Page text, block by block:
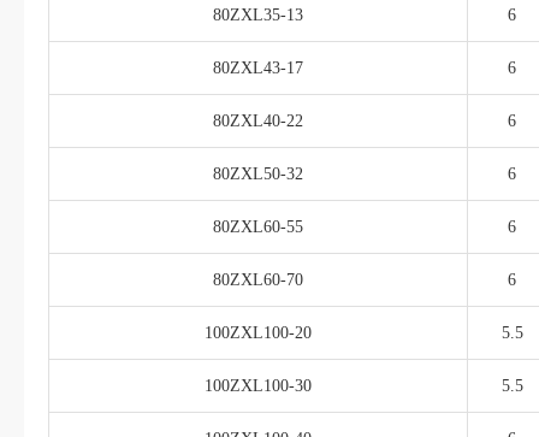
80ZXL35-13 6
80ZXL43-17 6
80ZXL40-22 6
80ZXL50-32 6
80ZXL60-55 6
80ZXL60-70 6
100ZXL100-20 5.5
100ZXL100-30 5.5